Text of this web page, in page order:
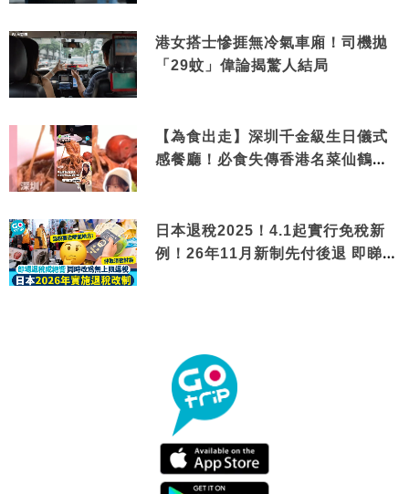
港女搭士慘捱無冷氣車廂！司機拋
「29蚊」偉論揭驚人結局
【為食出走】深圳千金級生日儀式
感餐廳！必食失傳香港名菜仙鶴神
日本退稅2025！4.1起實行免稅新
例！26年11月新制先付後退 即睇步